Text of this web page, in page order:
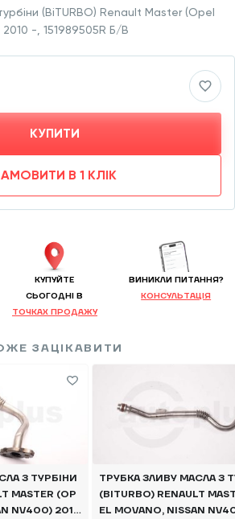
(BiTURBO) Renault Master (Opel
-, 151989505R Б/В
КУПИТИ
В 1 КЛІК
КУПУЙТЕ
CЬОГОДНІ В
ТОЧКАХ ПРОДАЖУ
ВИНИКЛИ ПИТАННЯ?
КОНСУЛЬТАЦІЯ
ЗАЦІКАВИТИ
З ТУРБІНИ
MASTER (OP
NV400) 2010
ТРУБКА ЗЛИВУ МАСЛА З
(BITURBO) RENAULT
EL MOVANO, NISSAN